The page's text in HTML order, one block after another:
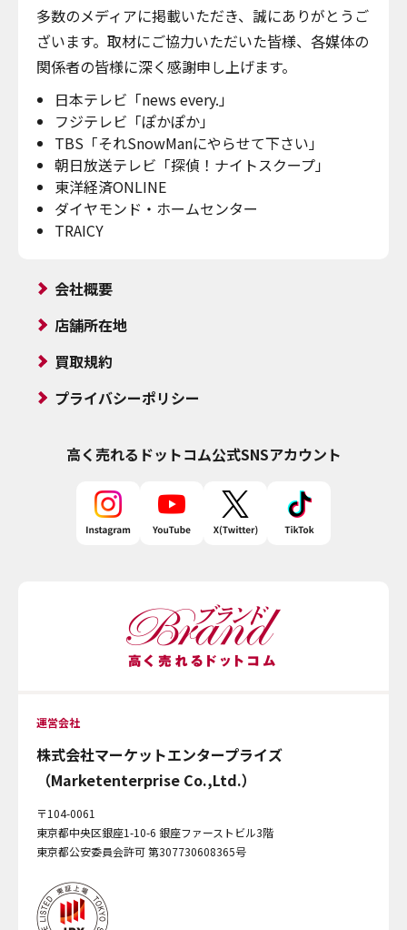
多数のメディアに掲載いただき、誠にありがとうご
ざいます。取材にご協力いただいた皆様、各媒体の
関係者の皆様に深く感謝申し上げます。
日本テレビ「news every.」
フジテレビ「ぽかぽか」
TBS「それSnowManにやらせて下さい」
朝日放送テレビ「探偵！ナイトスクープ」
東洋経済ONLINE
ダイヤモンド・ホームセンター
TRAICY
会社概要
店舗所在地
買取規約
プライバシーポリシー
高く売れるドットコム公式SNSアカウント
運営会社
株式会社マーケットエンタープライズ
（Marketenterprise Co.,Ltd.）
〒104-0061
東京都中央区銀座1-10-6 銀座ファーストビル3階
東京都公安委員会許可 第307730608365号